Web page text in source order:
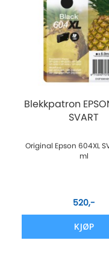
Blekkpatron
SVART
Original Epson 604XL
ml
520,-
KJØP